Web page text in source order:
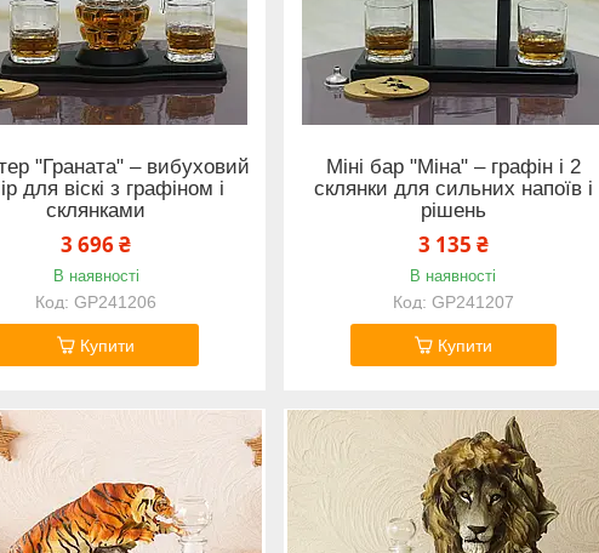
"Граната" – вибуховий
для віскі з графіном і
склянками
3 696 ₴
В наявності
GP241206
Купити
Міні бар "Міна" – графін і 2
склянки для сильних напоїв і
рішень
3 135 ₴
В наявності
GP241207
Купити